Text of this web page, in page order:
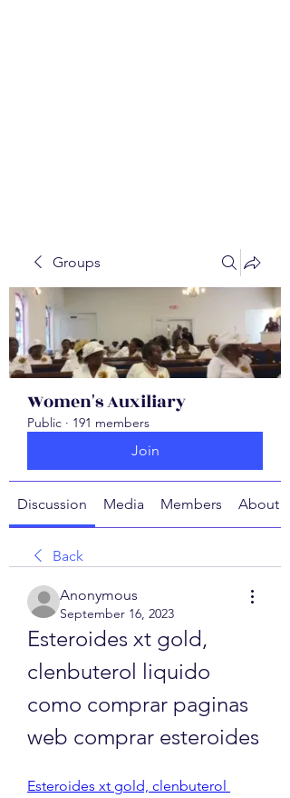
Groups
Women's Auxiliary
Public · 191 members
Join
Discussion Media Members About
Back
Anonymous
September 16, 2023
Esteroides xt gold,
clenbuterol liquido
como comprar paginas
web comprar esteroides
Esteroides xt gold, clenbuterol